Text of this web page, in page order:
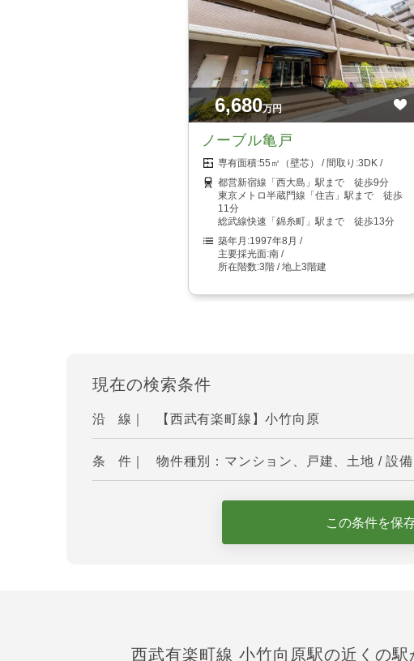
6,680万円
ノーブル亀戸
55㎡（壁芯）
3DK
都営新宿線「西大島」駅まで 徒歩9分
東京メトロ半蔵門線「住吉」駅まで 徒歩
11分
総武線快速「錦糸町」駅まで 徒歩13分
1997年8月
南
3階 / 地上3階建
現在の検索条件
沿 線｜ 【西武有楽町線】小竹向原
条 件｜ 物件種別：マンション、戸建、土地 / 設
この条件を保
西武有楽町線 小竹向原駅の近くの駅